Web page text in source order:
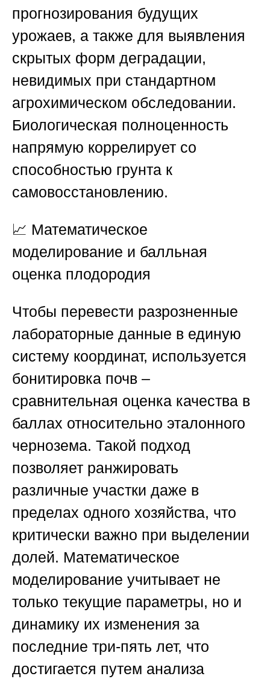
прогнозирования будущих
урожаев, а также для выявления
скрытых форм деградации,
невидимых при стандартном
агрохимическом обследовании.
Биологическая полноценность
напрямую коррелирует со
способностью грунта к
самовосстановлению.
📈 Математическое
моделирование и балльная
оценка плодородия
Чтобы перевести разрозненные
лабораторные данные в единую
систему координат, используется
бонитировка почв –
сравнительная оценка качества в
баллах относительно эталонного
чернозема. Такой подход
позволяет ранжировать
различные участки даже в
пределах одного хозяйства, что
критически важно при выделении
долей. Математическое
моделирование учитывает не
только текущие параметры, но и
динамику их изменения за
последние три-пять лет, что
достигается путем анализа